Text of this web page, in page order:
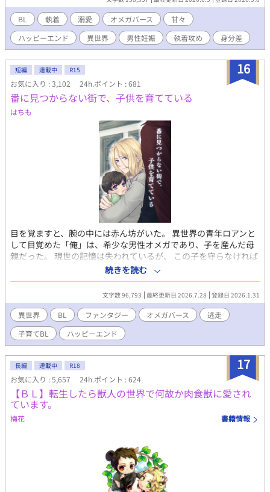
ていたアシュリーの前に、辺境の地を守る美貌の兵士、ジョナサ
ンが現れる――。 侯爵子息から男娼に堕ちたオメガが、多くの人
に助けられて幸せをつかむ話です。 主人公の初恋の成就と、恋人
同士の甘々な時間をお届けします。子供もたくさん生まれます。
性描写があるエピソードには（☆）を付けております。 無理やり
の行為は一切なく、主人公の相手は初めから運命の番ひとりだけ
です。 アルファポリス様の独占公開です。 ※本編完結済。今後は
甘々の後日談を不定期に投稿します。 【番外編：後日談追加】完
結記念SS『癒しの時間』を追加しました。皆様に楽しんでいただ
ければ幸いです。
BL 執着 溺愛 オメガバース
甘々
ハッピーエンド
異世界 男性妊娠 執着攻め 身分差
16
短編 連載中 R15
お気に入り : 3,102 24h.ポイント : 681
番に見つからない街で、子供を育てている
はちも
目を覚ますと、腕の中には赤ん坊がいた。 異世界の青年ロアンと
して目覚めた「俺」は、希少な男性オメガであり、子を産んだ母
親だった。 現世の記憶は失われているが、 この子を守らなければ
ならない、という想いだけははっきりと残っている。 街の人々に
助けられ、魔石への魔力注入で生計を立てながら、 ロアンと息子
カイルは、番のいない街で慎ましく暮らしていく。 だが、行方不
明の番を探す噂が、静かに近づいていた。 再会は望まない。 今は
ただ、この子との生活を守りたい。 これは、番から逃げたオメガ
が、 選び直すまでの物語。 ※本編全て完結しました
続きを読む
文字数 96,793 最終更新日 2026.7.28 登録日 2026.1.31
異世界 BL ファンタジー オメガバース
逃走
子育てBL
ハッピーエンド
17
長編 連載中 R18
お気に入り : 5,657 24h.ポイント : 624
【ＢＬ】転生したら獣人の世界で何故か肉食獣に愛され
ています。
梅花 書籍情報